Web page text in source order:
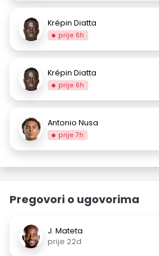
Krépin Diatta
prije 6h
Krépin Diatta
prije 6h
Antonio Nusa
prije 7h
Pregovori o ugovorima
J. Mateta
prije 22d